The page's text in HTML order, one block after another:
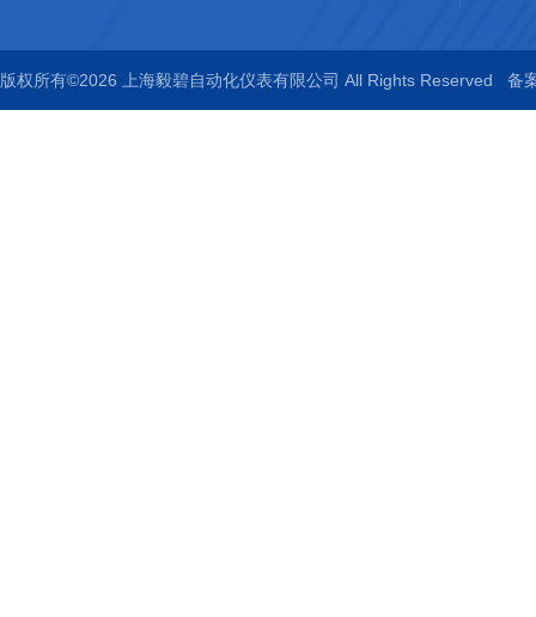
版权所有©2026 上海毅碧自动化仪表有限公司 All Rights Reserved 备